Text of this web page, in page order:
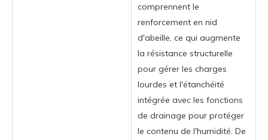
comprennent le
renforcement en nid
d'abeille, ce qui augmente
la résistance structurelle
pour gérer les charges
lourdes et l'étanchéité
intégrée avec les fonctions
de drainage pour protéger
le contenu de l'humidité. De